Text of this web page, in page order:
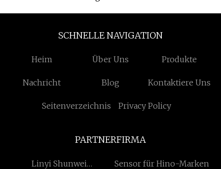
SCHNELLE NAVIGATION
Heim Über Uns Produkte
Nachricht Blog Kontaktiere Uns
Seitenverzeichnis Privacy Policy
PARTNERFIRMA
Linyi Shunwei
Sensor für Hino-Marken